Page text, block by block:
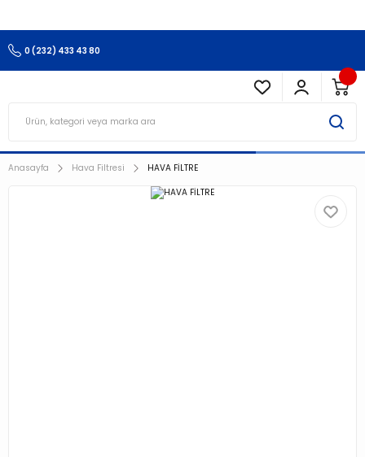
0 (232) 433 43 80
Anasayfa Hava Filtresi HAVA FİLTRE